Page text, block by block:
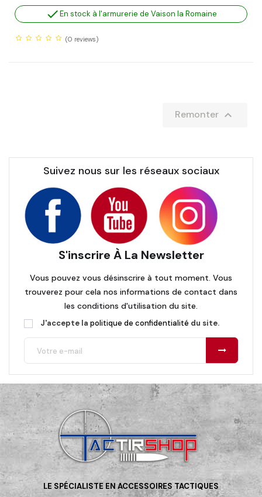
En stock à l'armurerie de Vaison la Romaine
(0 reviews)
Remonter 
Suivez nous sur les réseaux sociaux
S'inscrire À La Newsletter
Vous pouvez vous désinscrire à tout moment. Vous
trouverez pour cela nos informations de contact dans
les conditions d'utilisation du site.
J'accepte la politique de confidentialité du site.
LE SPÉCIALISTE EN ACCESSOIRES TACTIQUES